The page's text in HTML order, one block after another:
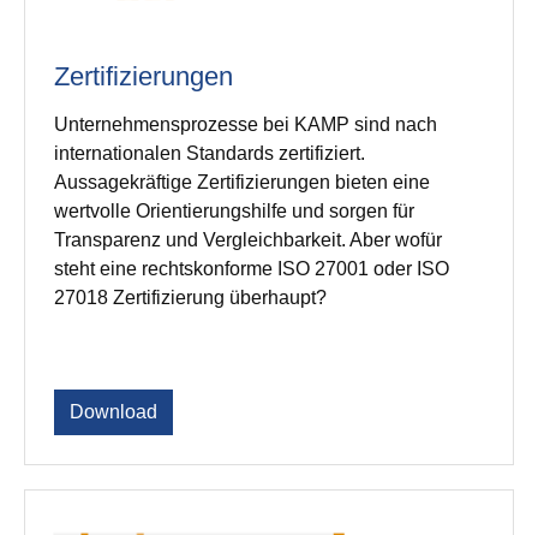
Zertifizierungen
Unternehmensprozesse bei KAMP sind nach
internationalen Standards zertifiziert.
Aussagekräftige Zertifizierungen bieten eine
wertvolle Orientierungshilfe und sorgen für
Transparenz und Vergleichbarkeit. Aber wofür
steht eine rechtskonforme ISO 27001 oder ISO
27018 Zertifizierung überhaupt?
Download